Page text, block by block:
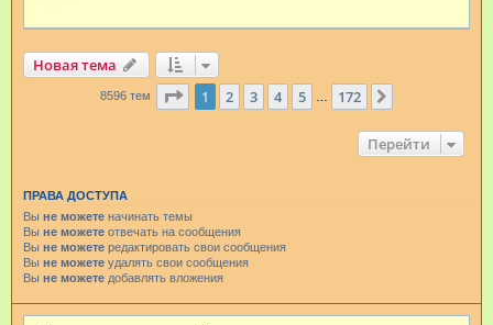
Новая тема
8596 тем Страница из 172
1 2 3 4 5 … 172
Перейти
ПРАВА ДОСТУПА
Вы не можете начинать темы
Вы не можете отвечать на сообщения
Вы не можете редактировать свои сообщения
Вы не можете удалять свои сообщения
Вы не можете добавлять вложения